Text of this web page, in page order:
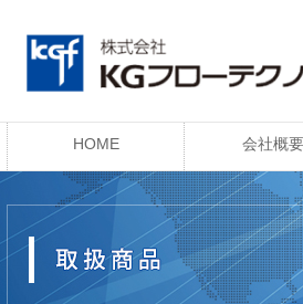
HOME 会社概要